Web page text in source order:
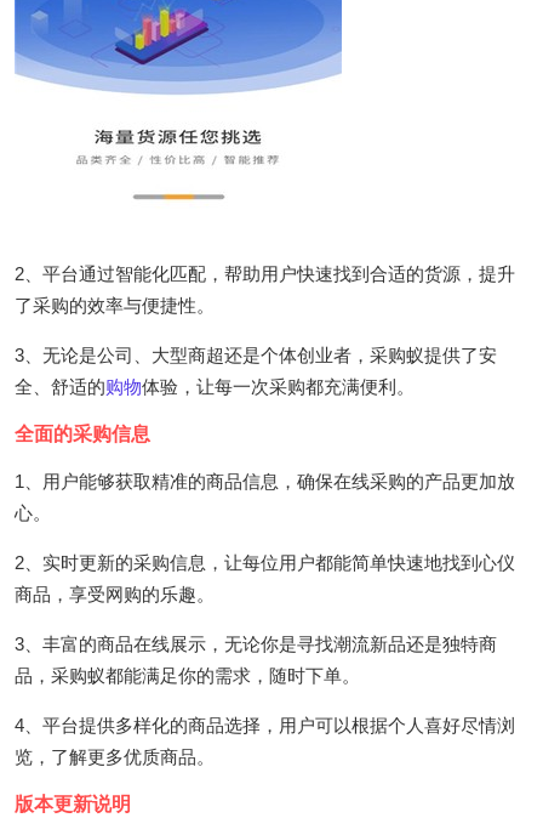
2、平台通过智能化匹配，帮助用户快速找到合适的货源，提升
了采购的效率与便捷性。
3、无论是公司、大型商超还是个体创业者，采购蚁提供了安
全、舒适的购物体验，让每一次采购都充满便利。
全面的采购信息
1、用户能够获取精准的商品信息，确保在线采购的产品更加放
心。
2、实时更新的采购信息，让每位用户都能简单快速地找到心仪
商品，享受网购的乐趣。
3、丰富的商品在线展示，无论你是寻找潮流新品还是独特商
品，采购蚁都能满足你的需求，随时下单。
4、平台提供多样化的商品选择，用户可以根据个人喜好尽情浏
览，了解更多优质商品。
版本更新说明